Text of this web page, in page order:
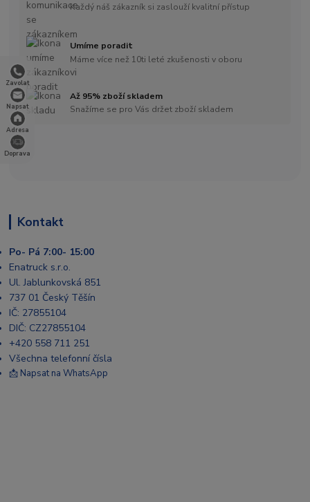
Zavolat
Napsat
Adresa
Doprava
Každý náš zákazník si zaslouží kvalitní přístup
Umíme poradit
Máme více než 10ti leté zkušenosti v oboru
Až 95% zboží skladem
Snažíme se pro Vás držet zboží skladem
Kontakt
Po- Pá 7:00- 15:00
Enatruck s.r.o.
Ul. Jablunkovská 851
737 01 Český Těšín
IČ: 27855104
DIČ: CZ27855104
+420 558 711 251
Všechna telefonní čísla
📩 Napsat na WhatsApp